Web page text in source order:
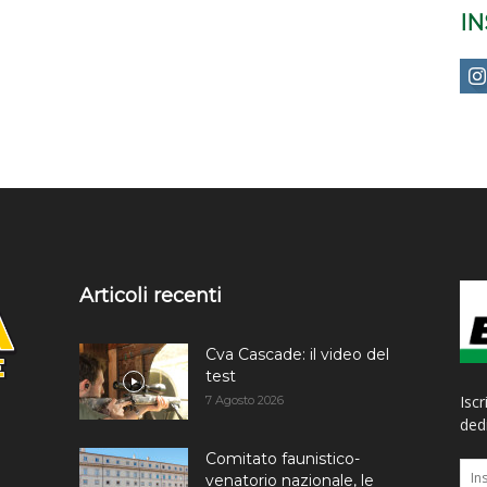
Articoli recenti
Cva Cascade: il video del
test
7 Agosto 2026
Comitato faunistico-
venatorio nazionale, le